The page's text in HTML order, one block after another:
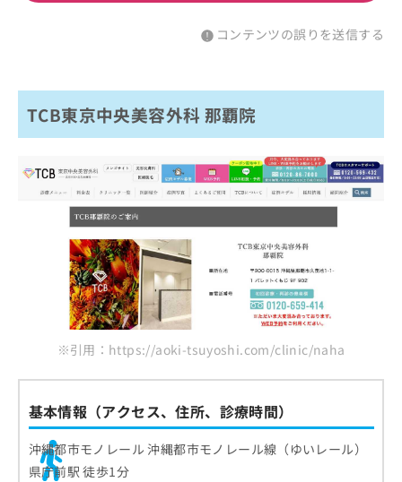
コンテンツの誤りを送信する
TCB東京中央美容外科 那覇院
※引用：https://aoki-tsuyoshi.com/clinic/naha
基本情報（アクセス、住所、診療時間）
沖縄都市モノレール 沖縄都市モノレール線（ゆいレール）
県庁前駅 徒歩1分